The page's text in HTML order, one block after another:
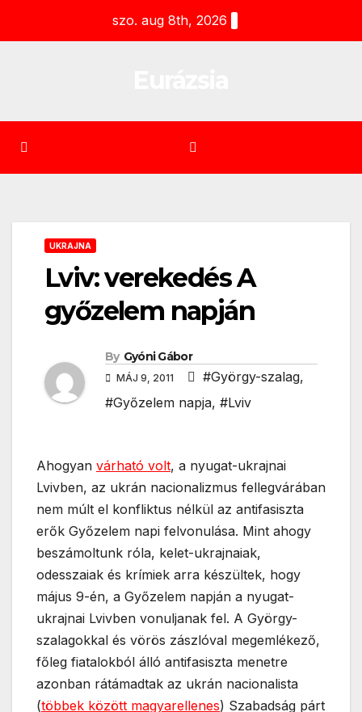
szo. aug 8th, 2026
UKRAJNA
Lviv: verekedés A
győzelem napján
By Gyóni Gábor
MÁJ 9, 2011 #György-szalag,
#Győzelem napja, #Lviv
Ahogyan várható volt, a nyugat-ukrajnai
Lvivben, az ukrán nacionalizmus fellegvárában
nem múlt el konfliktus nélkül az antifasiszta
erők Győzelem napi felvonulása. Mint ahogy
beszámoltunk róla, kelet-ukrajnaiak,
odesszaiak és krímiek arra készültek, hogy
május 9-én, a Győzelem napján a nyugat-
ukrajnai Lvivben vonuljanak fel. A György-
szalagokkal és vörös zászlóval megemlékező,
főleg fiatalokból álló antifasiszta menetre
azonban rátámadtak az ukrán nacionalista
(többek között magyarellenes) Szabadság párt